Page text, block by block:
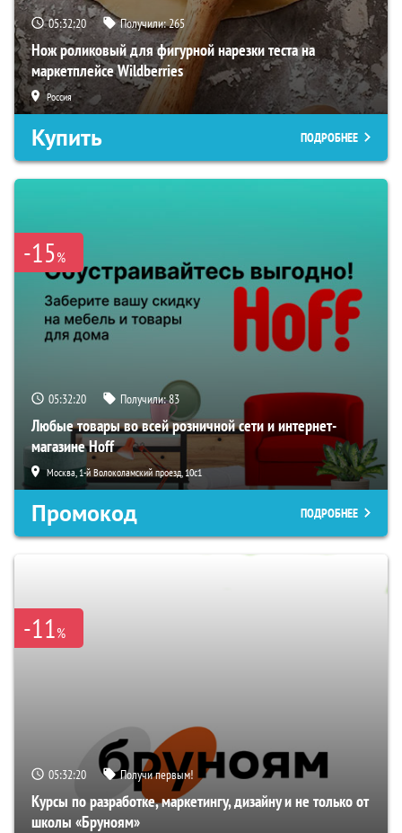
05:32:19 Получили:265
Нож роликовый для фигурной нарезки теста на
маркетплейсе Wildberries
Россия
Купить ПОДРОБНЕЕ
-15%
05:32:19 Получили:83
Любые товары во всей розничной сети и интернет-
магазине Hoff
Москва, 1-й Волоколамский проезд, 10с1
Промокод ПОДРОБНЕЕ
-11%
05:32:19 Получи первым!
Курсы по разработке, маркетингу, дизайну и не только от
школы «Бруноям»